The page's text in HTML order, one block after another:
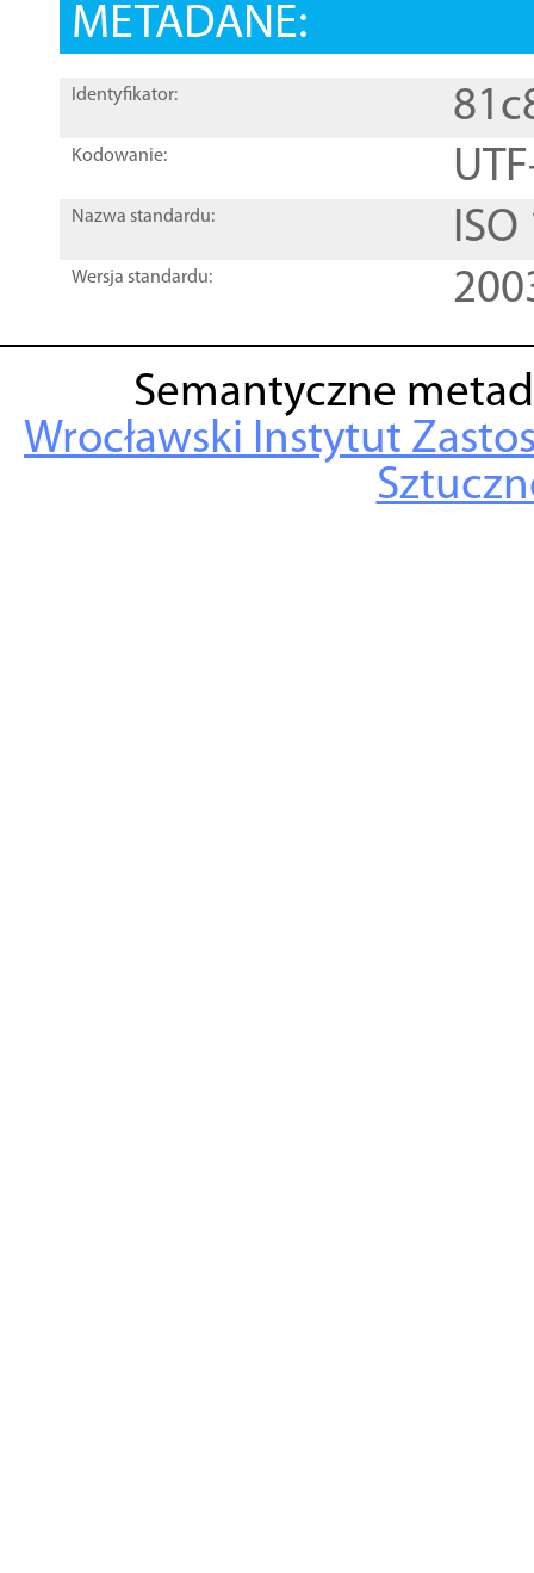
METADANE:
Identyfikator:
Kodowanie:
Nazwa standardu:
Wersja standardu:
Semantyczne
Wrocławski Instytut